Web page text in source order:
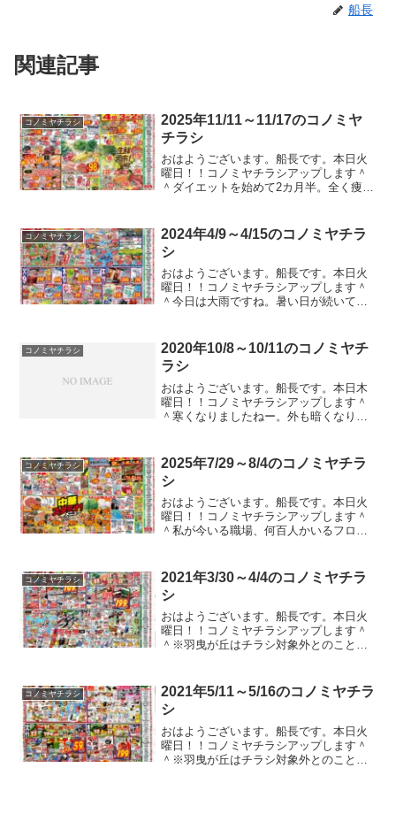
船長
関連記事
コノミヤチラシ
2025年11/11～11/17のコノミヤ
チラシ
おはようございます。船長です。本日火
曜日！！コノミヤチラシアップします＾
＾ダイエットを始めて2カ月半。全く痩せ
つを続けつつ、たまにチョコザップで鍛
えているのですが、逆...
コノミヤチラシ
2024年4/9～4/15のコノミヤチラ
シ
おはようございます。船長です。本日火
曜日！！コノミヤチラシアップします＾
＾今日は大雨ですね。暑い日が続いてま
すね。。。ガストやバーミヤンのクーポ
ンのチラシが入ってたのでコ...
コノミヤチラシ
2020年10/8～10/11のコノミヤチ
ラシ
おはようございます。船長です。本日木
曜日！！コノミヤチラシアップします＾
＾寒くなりましたねー。外も暗くなりま
り一層ありがたくなりますね。コロナが
収まっても在宅勤務がいい...
コノミヤチラシ
2025年7/29～8/4のコノミヤチラ
シ
おはようございます。船長です。本日火
曜日！！コノミヤチラシアップします＾
＾私が今いる職場、何百人かいるフロア
よ。体質的なもんだって人は気を付けて
欲しい気持ちはあれどまぁ...
コノミヤチラシ
2021年3/30～4/4のコノミヤチラ
シ
おはようございます。船長です。本日火
曜日！！コノミヤチラシアップします＾
＾※羽曳が丘はチラシ対象外とのこと。
クセス数も増えてきてうれしい限りで
す。Twitterのフ...
コノミヤチラシ
2021年5/11～5/16のコノミヤチラ
シ
おはようございます。船長です。本日火
曜日！！コノミヤチラシアップします＾
＾※羽曳が丘はチラシ対象外とのこと。